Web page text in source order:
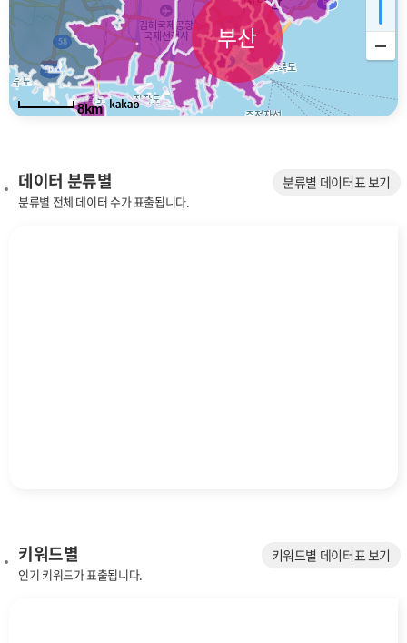
부산
8km
데이터 분류별
분류별 전체 데이터 수가 표출됩니다.
분류별 데이터표 보기
키워드별
인기 키워드가 표출됩니다.
키워드별 데이터표 보기